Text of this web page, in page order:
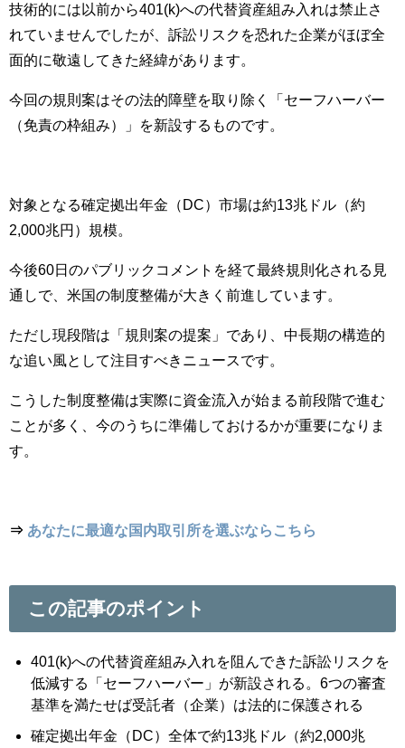
技術的には以前から401(k)への代替資産組み入れは禁止さ
れていませんでしたが、訴訟リスクを恐れた企業がほぼ全
面的に敬遠してきた経緯があります。
今回の規則案はその法的障壁を取り除く「セーフハーバー
（免責の枠組み）」を新設するものです。
対象となる確定拠出年金（DC）市場は約13兆ドル（約
2,000兆円）規模。
今後60日のパブリックコメントを経て最終規則化される見
通しで、米国の制度整備が大きく前進しています。
ただし現段階は「規則案の提案」であり、中長期の構造的
な追い風として注目すべきニュースです。
こうした制度整備は実際に資金流入が始まる前段階で進む
ことが多く、今のうちに準備しておけるかが重要になりま
す。
⇒ あなたに最適な国内取引所を選ぶならこちら
この記事のポイント
401(k)への代替資産組み入れを阻んできた訴訟リスクを
低減する「セーフハーバー」が新設される。6つの審査
基準を満たせば受託者（企業）は法的に保護される
確定拠出年金（DC）全体で約13兆ドル（約2,000兆